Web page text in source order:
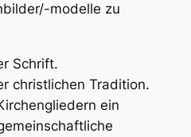
modelle zu
Schrift.
christlichen Tradition.
ein